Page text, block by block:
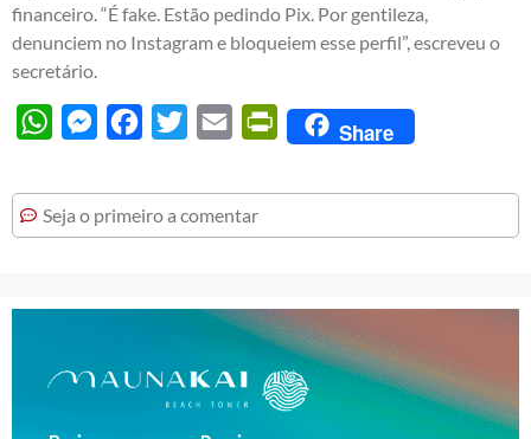
financeiro. “É fake. Estão pedindo Pix. Por gentileza,
denunciem no Instagram e bloqueiem esse perfil”, escreveu o
secretário.
WhatsAppMessengerFacebook
Twitter Email PrintFriendly
Share
Seja o primeiro a comentar